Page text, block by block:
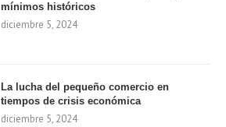
mínimos históricos
diciembre 5, 2024
La lucha del pequeño comercio en
tiempos de crisis económica
diciembre 5, 2024